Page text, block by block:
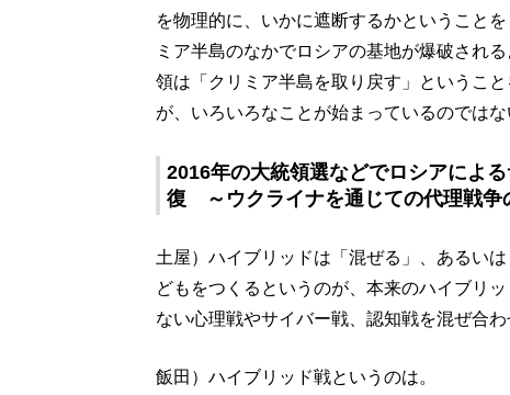
を物理的に、いかに遮断するかということ
ミア半島のなかでロシアの基地が爆破され
領は「クリミア半島を取り戻す」というこ
が、いろいろなことが始まっているのではな
2016年の大統領選などでロシアによ
復 ～ウクライナを通じての代理戦争
土屋）ハイブリッドは「混ぜる」、あるい
どもをつくるというのが、本来のハイブリ
ない心理戦やサイバー戦、認知戦を混ぜ合わ
飯田）ハイブリッド戦というのは。